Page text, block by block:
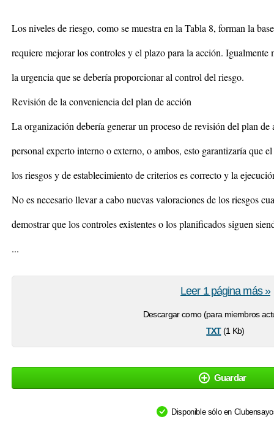
Los niveles de riesgo, como se muestra en la Tabla 8, forman la
requiere mejorar los controles y el plazo para la acción. Igualmente
la urgencia que se debería proporcionar al control del riesgo.
Revisión de la conveniencia del plan de acción
La organización debería generar un proceso de revisión del plan de
personal experto interno o externo, o ambos, esto garantizaría que
los riesgos y de establecimiento de criterios es correcto y la
No es necesario llevar a cabo nuevas valoraciones de los riesgos
demostrar que los controles existentes o los planificados siguen
...
Descargar como (para miembros
txt(1 Kb)
Leer 1 página más »
Guardar
Disponible sólo en